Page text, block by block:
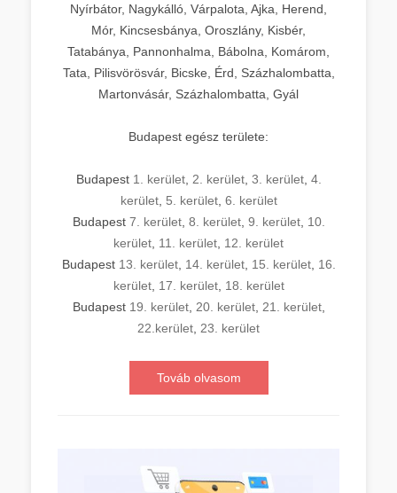
Nyírbátor, Nagykálló, Várpalota, Ajka, Herend,
Mór, Kincsesbánya, Oroszlány, Kisbér,
Tatabánya, Pannonhalma, Bábolna, Komárom,
Tata, Pilisvörösvár, Bicske, Érd, Százhalombatta,
Martonvásár, Százhalombatta, Gyál
Budapest egész területe:
Budapest 1. kerület, 2. kerület, 3. kerület, 4.
kerület, 5. kerület, 6. kerület
Budapest 7. kerület, 8. kerület, 9. kerület, 10.
kerület 11. kerület 12. kerület
Budapest 13. kerület, 14. kerület, 15. kerület, 16.
kerület, 17. kerület, 18. kerület
Budapest 19. kerület, 20. kerület, 21. kerület,
22.kerület 23. kerület
Továb olvasom